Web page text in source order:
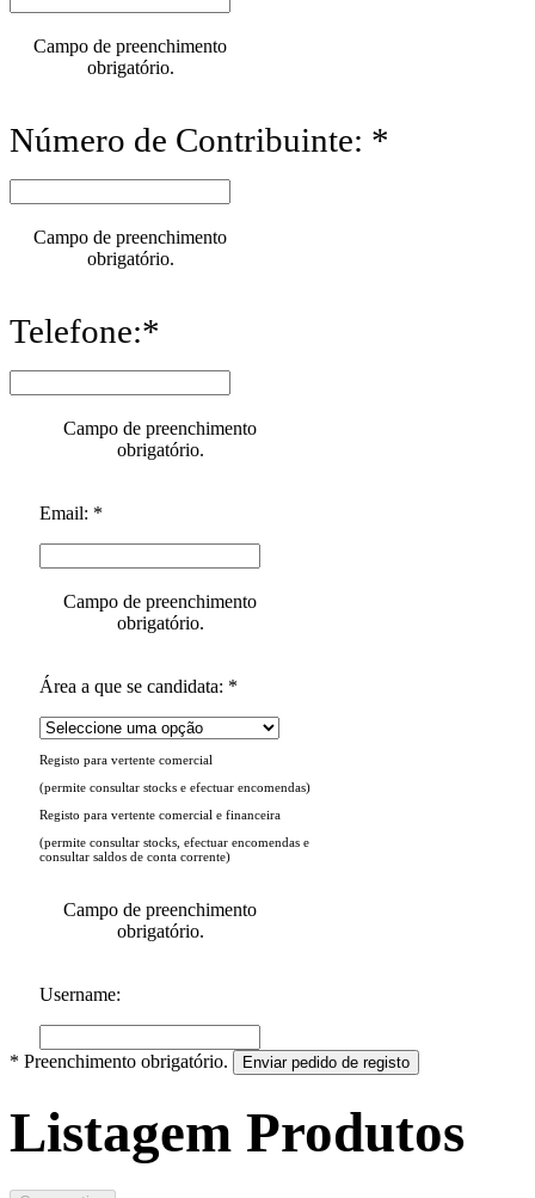
Campo de preenchimento
obrigatório.
Número de Contribuinte: *
Campo de preenchimento
obrigatório.
Telefone:*
Campo de preenchimento
obrigatório.
Email: *
Campo de preenchimento
obrigatório.
Área a que se candidata: *
Registo para vertente comercial
(permite consultar stocks e efectuar encomendas)
Registo para vertente comercial e financeira
(permite consultar stocks, efectuar encomendas e
consultar saldos de conta corrente)
Campo de preenchimento
obrigatório.
Username:
* Preenchimento obrigatório. Enviar pedido de registo
Listagem Produtos